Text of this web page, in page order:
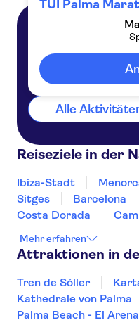
TUI Palma
Alle
Reiseziele in der
Ibiza-Stadt
Sitges
Barcelona
Costa Dorada
Costa Brava
Jávea
Mehr erfahren
Attraktionen in
Tren de Sóller
Kathedrale von Palma
Palma Beach - El